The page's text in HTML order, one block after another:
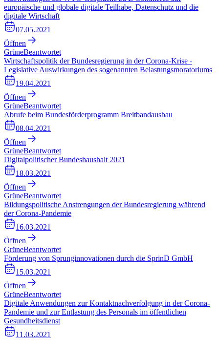
europäische und globale digitale Teilhabe, Datenschutz und die
digitale Wirtschaft
07.05.2021
Öffnen
GrüneBeantwortet
Wirtschaftspolitik der Bundesregierung in der Corona-Krise -
Legislative Auswirkungen des sogenannten Belastungsmoratoriums
19.04.2021
Öffnen
GrüneBeantwortet
Abrufe beim Bundesförderprogramm Breitbandausbau
08.04.2021
Öffnen
GrüneBeantwortet
Digitalpolitischer Bundeshaushalt 2021
18.03.2021
Öffnen
GrüneBeantwortet
Bildungspolitische Anstrengungen der Bundesregierung während
der Corona-Pandemie
16.03.2021
Öffnen
GrüneBeantwortet
Förderung von Sprunginnovationen durch die SprinD GmbH
15.03.2021
Öffnen
GrüneBeantwortet
Digitale Anwendungen zur Kontaktnachverfolgung in der Corona-
Pandemie und zur Entlastung des Personals im öffentlichen
Gesundheitsdienst
11.03.2021